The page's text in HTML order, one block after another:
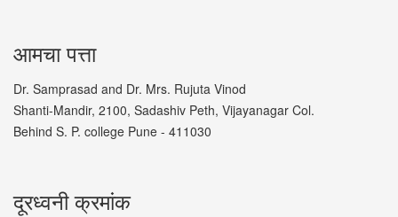
आमचा पत्ता
Dr. Samprasad and Dr. Mrs. Rujuta Vinod
Shanti-Mandir, 2100, Sadashiv Peth, Vijayanagar Col.
Behind S. P. college Pune - 411030
दूरध्वनी क्रमांक